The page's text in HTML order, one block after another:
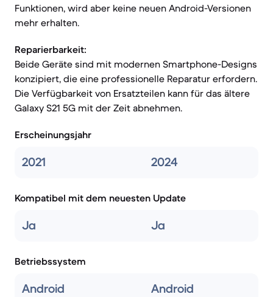
Funktionen, wird aber keine neuen Android-Versionen
mehr erhalten.
Reparierbarkeit:
Beide Geräte sind mit modernen Smartphone-Designs
konzipiert, die eine professionelle Reparatur erfordern.
Die Verfügbarkeit von Ersatzteilen kann für das ältere
Galaxy S21 5G mit der Zeit abnehmen.
Erscheinungsjahr
2021 2024
Kompatibel mit dem neuesten Update
Ja Ja
Betriebssystem
Android Android